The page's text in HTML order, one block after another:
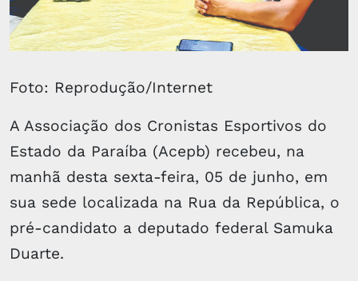
Foto: Reprodução/Internet
A Associação dos Cronistas Esportivos do
Estado da Paraíba (Acepb) recebeu, na
manhã desta sexta-feira, 05 de junho, em
sua sede localizada na Rua da República, o
pré-candidato a deputado federal Samuka
Duarte.